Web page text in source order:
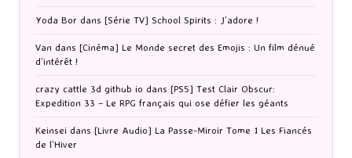
Yoda Bor dans [Série TV] School Spirits : J’adore !
Van dans [Cinéma] Le Monde secret des Emojis : Un film dénué
d’intérêt !
crazy cattle 3d github io dans [PS5] Test Clair Obscur:
Expedition 33 – Le RPG français qui ose défier les géants
Keinsei dans [Livre Audio] La Passe-Miroir Tome 1 Les Fiancés
de l’Hiver